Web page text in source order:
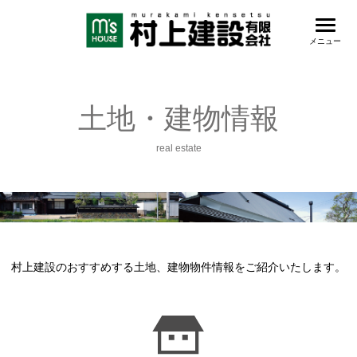
土地・建物情報
real estate
村上建設のおすすめする土地、建物物件情報をご紹介いたします。